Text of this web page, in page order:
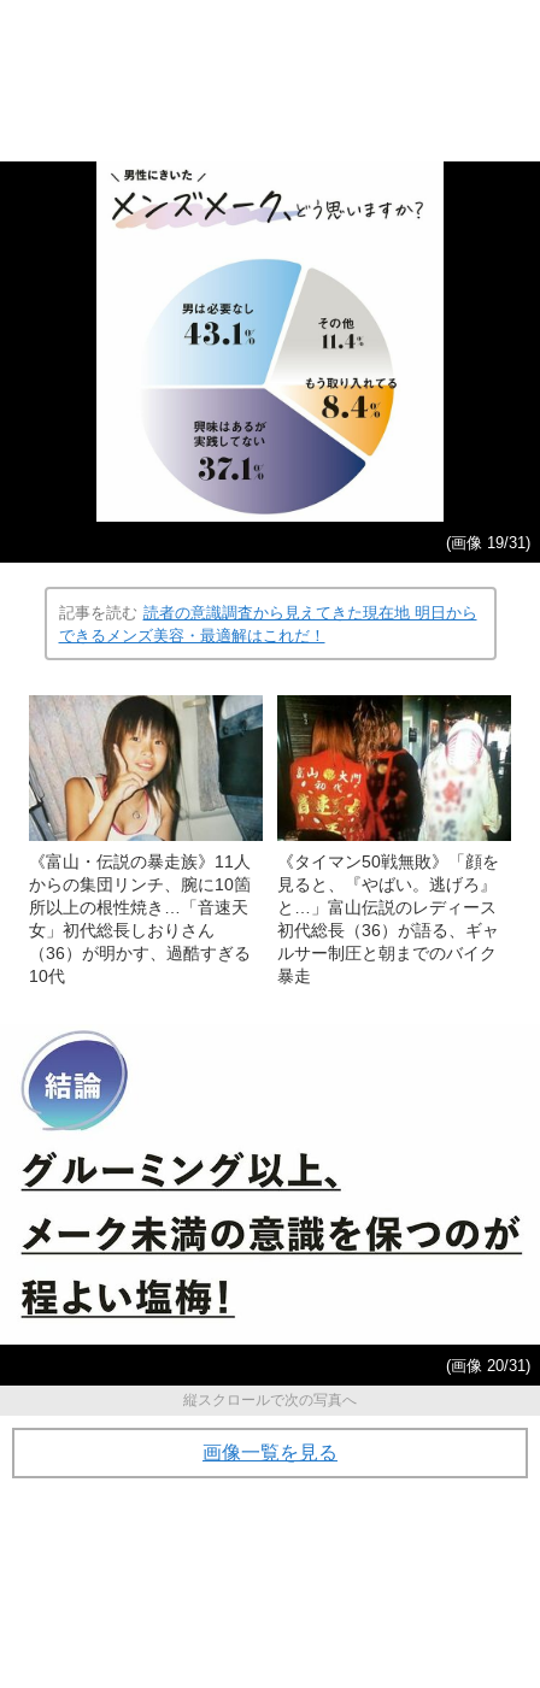
(画像 19/31)
記事を読む 読者の意識調査から見えてきた現在地 明日から
できるメンズ美容・最適解はこれだ！
《富山・伝説の暴走族》11人
からの集団リンチ、腕に10箇
所以上の根性焼き…「音速天
女」初代総長しおりさん
（36）が明かす、過酷すぎる
10代
《タイマン50戦無敗》「顔を
見ると、『やばい。逃げろ』
と…」富山伝説のレディース
初代総長（36）が語る、ギャ
ルサー制圧と朝までのバイク
暴走
(画像 20/31)
縦スクロールで次の写真へ
画像一覧を見る